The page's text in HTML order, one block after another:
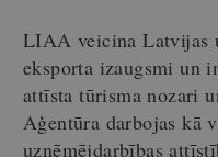
LIAA veicina Latvijas
eksporta izaugsmi un
attīsta tūrisma nozari
Aģentūra darbojas kā
uzņēmējdarbības